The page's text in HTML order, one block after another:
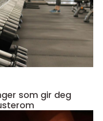
som gir deg